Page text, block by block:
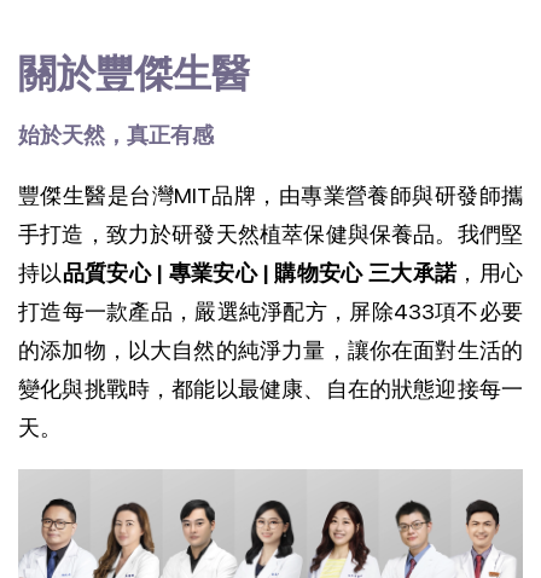
關於豐傑生醫
始於天然，真正有感
豐傑生醫是台灣MIT品牌，由專業營養師與研發師攜
手打造，致力於研發天然植萃保健與保養品。我們堅
持以品質安心 | 專業安心 | 購物安心 三大承諾，用心
打造每一款產品， 嚴選純淨配方，屏除433項不必要
的添加物，以大自然的純淨力量，讓你在面對生活的
變化與挑戰時，都能以最健康、自在的狀態迎接每一
天。